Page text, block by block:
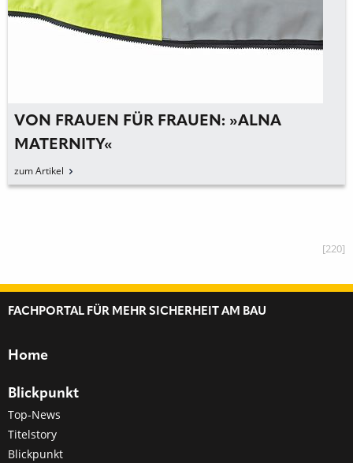
VON FRAUEN FÜR FRAUEN: »ALNA
MATERNITY«
zum Artikel
[220]
FACHPORTAL FÜR MEHR SICHERHEIT AM BAU
Home
Blickpunkt
Top-News
Titelstory
Blickpunkt